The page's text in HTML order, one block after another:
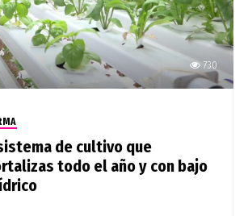
730
de cultivo que
todo el año y con bajo